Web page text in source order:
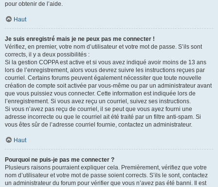
pour obtenir de l’aide.
Haut
Je suis enregistré mais je ne peux pas me connecter !
Vérifiez, en premier, votre nom d’utilisateur et votre mot de passe. S’ils sont
corrects, il y a deux possibilités :
Si la gestion COPPA est active et si vous avez indiqué avoir moins de 13 ans
lors de l’enregistrement, alors vous devrez suivre les instructions reçues par
courriel. Certains forums peuvent également nécessiter que toute nouvelle
création de compte soit activée par vous-même ou par un administrateur avant
que vous puissiez vous connecter. Cette information est indiquée lors de
l’enregistrement. Si vous avez reçu un courriel, suivez ses instructions.
Si vous n’avez pas reçu de courriel, il se peut que vous ayez fourni une
adresse incorrecte ou que le courriel ait été traité par un filtre anti-spam. Si
vous êtes sûr de l’adresse courriel fournie, contactez un administrateur.
Haut
Pourquoi ne puis-je pas me connecter ?
Plusieurs raisons pourraient expliquer cela. Premièrement, vérifiez que votre
nom d’utilisateur et votre mot de passe soient corrects. S’ils le sont, contactez
un administrateur du forum pour vérifier que vous n’avez pas été banni. Il est